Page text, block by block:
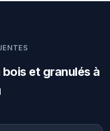
et granulés à